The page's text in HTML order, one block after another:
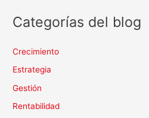
Categorías del blog
Crecimiento
Estrategia
Gestión
Rentabilidad